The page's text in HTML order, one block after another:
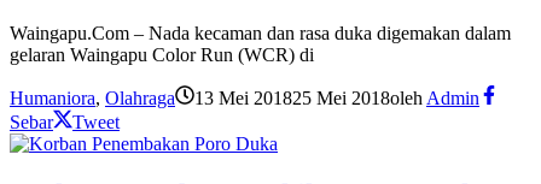
Waingapu.Com – Nada kecaman dan rasa duka digemakan dalam
gelaran Waingapu Color Run (WCR) di
Humaniora, Olahraga 13 Mei 201825 Mei 2018oleh Admin
Sebar
Tweet